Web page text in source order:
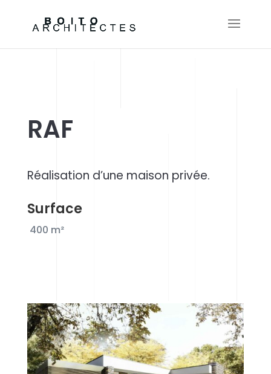
RAF
Réalisation d’une maison privée.
Surface
400 m²